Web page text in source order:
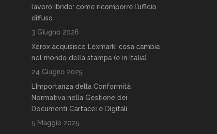
lavoro ibrido: come ricomporre l’ufficio
diffuso
3 Giugno 2026
Xerox acquisisce Lexmark: cosa cambia
nel mondo della stampa (e in Italia)
24 Giugno 2025
L’Importanza della Conformità
Normativa nella Gestione dei
Documenti Cartacei e Digitali
5 Maggio 2025